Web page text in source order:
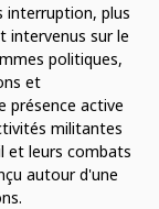
interruption, plus
intervenus sur le
politiques,
et
présence active
militantes
et leurs combats
autour d'une